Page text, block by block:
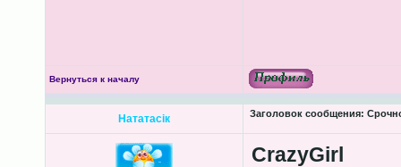
Вернуться к началу
Нататасік Заголовок сообщения:
CrazyGirl